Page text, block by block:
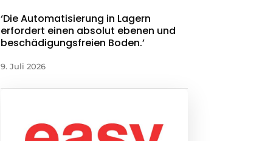
‘Die Automatisierung in Lagern
erfordert einen absolut ebenen und
beschädigungsfreien Boden.’
9. Juli 2026